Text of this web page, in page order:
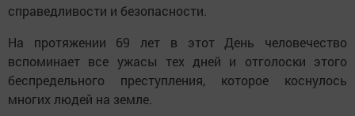
справедливости и безопасности.
На протяжении 69 лет в этот День человечество
вспоминает все ужасы тех дней и отголоски этого
беспредельного преступления, которое коснулось
многих людей на земле.